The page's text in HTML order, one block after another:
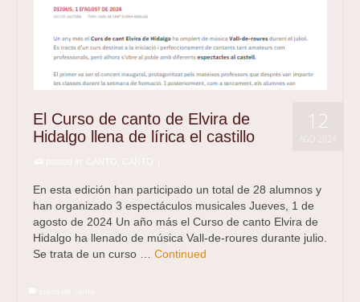
12
AGO 2024
El Curso de canto de Elvira de
Hidalgo llena de lírica el castillo
En esta edición han participado un total de 28 alumnos y
han organizado 3 espectáculos musicales Jueves, 1 de
agosto de 2024 Un año más el Curso de canto Elvira de
Hidalgo ha llenado de música Vall-de-roures durante julio.
Se trata de un curso … Continued